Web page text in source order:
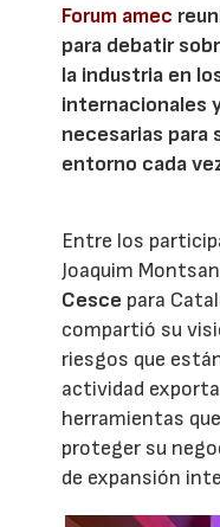
Forum amec
para debatir
la industria en
internacionales
necesarias para
entorno cada
Entre los
Joaquim
Cesce para
compartió su
riesgos que
actividad
herramientas
proteger su
de expansión